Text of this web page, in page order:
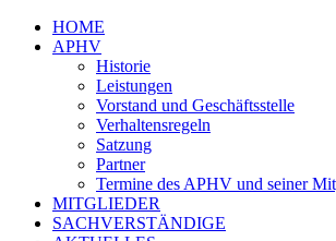
HOME
APHV
Historie
Leistungen
Vorstand und Geschäftsstelle
Verhaltensregeln
Satzung
Partner
Termine des APHV und seiner
MITGLIEDER
SACHVERSTÄNDIGE